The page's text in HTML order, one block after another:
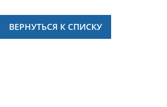
ВЕРНУТЬСЯ К СПИСКУ